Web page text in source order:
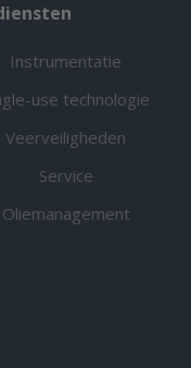
Instrumentatie
use technologie
Veerveiligheden
Service
Oliemanagement